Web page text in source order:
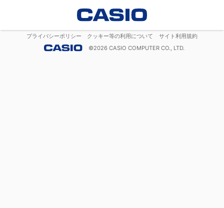
プライバシーポリシー クッキー等の利用について
サイト利用規約
©2026 CASIO COMPUTER CO., LTD.